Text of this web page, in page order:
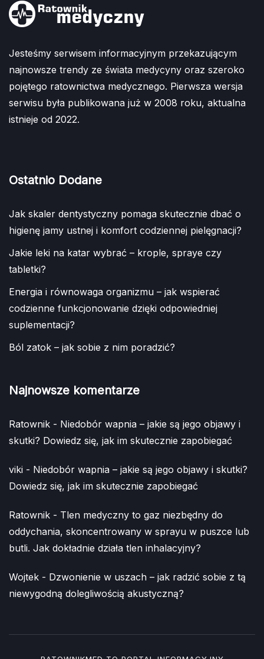
Jesteśmy serwisem informacyjnym przekazującym
najnowsze trendy ze świata medycyny oraz szeroko
pojętego ratownictwa medycznego. Pierwsza wersja
serwisu była publikowana już w 2008 roku, aktualna
istnieje od 2022.
Ostatnio Dodane
Jak skaler dentystyczny pomaga skutecznie dbać o
higienę jamy ustnej i komfort codziennej pielęgnacji?
Jakie leki na katar wybrać – krople, spraye czy
tabletki?
Energia i równowaga organizmu – jak wspierać
codzienne funkcjonowanie dzięki odpowiedniej
suplementacji?
Ból zatok – jak sobie z nim poradzić?
Najnowsze komentarze
Ratownik - Niedobór wapnia – jakie są jego objawy i
skutki? Dowiedz się, jak im skutecznie zapobiegać
viki - Niedobór wapnia – jakie są jego objawy i skutki?
Dowiedz się, jak im skutecznie zapobiegać
Ratownik - Tlen medyczny to gaz niezbędny do
oddychania, skoncentrowany w sprayu w puszce lub
butli. Jak dokładnie działa tlen inhalacyjny?
Wojtek - Dzwonienie w uszach – jak radzić sobie z tą
niewygodną dolegliwością akustyczną?